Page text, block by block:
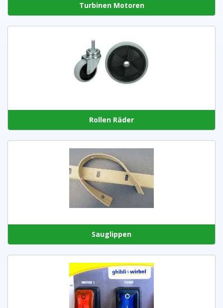
Turbinen Motoren
Rollen Räder
Sauglippen